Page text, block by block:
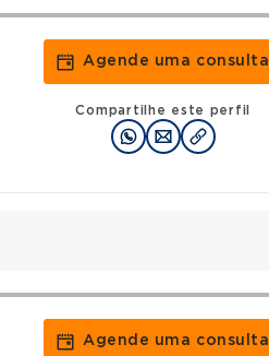
Agende uma consulta
Compartilhe este perfil
Agende uma consulta